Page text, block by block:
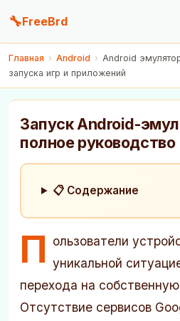
🔧FreeBrd
Главная › Android › Android
запуска игр и приложений
Запуск Android-
полное руководство
📋 Содержание
П ользователи
уникальной
перехода на
Отсутствие сервисов